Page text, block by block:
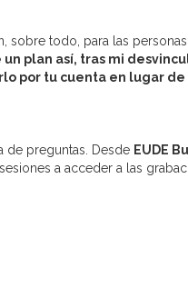
todo, para las
plan así, tras mi
por tu cuenta en lugar
de preguntas. Desde EUDE
a acceder a las